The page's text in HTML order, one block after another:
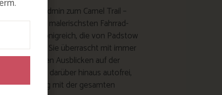
Richtung Bodmin zum Camel Trail –
und malerischsten Fahrrad-
Königreich, die von Padstow
Bridge führt. Sie überrascht mit immer
fantastischen Ausblicken auf der
und ist darüber hinaus autofrei,
einen Ausflug mit der gesamten